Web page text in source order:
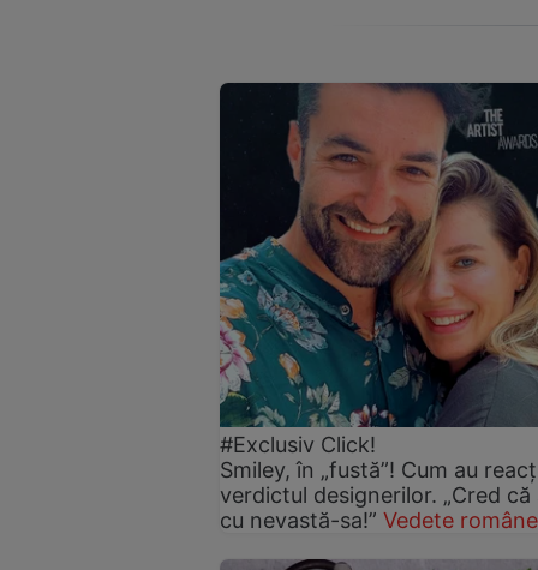
#Exclusiv Click!
Smiley, în „fustă”! Cum au
verdictul designerilor. „Cred
cu nevastă-sa!” Vedete